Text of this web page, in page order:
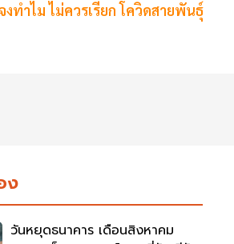
ทำไม ไม่ควรเรียก โควิดสายพันธุ์
ง
วันหยุดธนาคาร เดือนสิงหาคม